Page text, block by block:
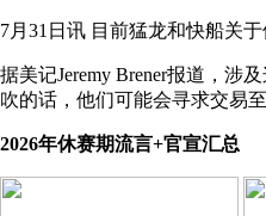
7月31日讯 目前猛龙和快船关
据美记Jeremy Brener报道，涉
吹的话，他们可能会寻求交易至
2026年休赛期流言+官宣汇总